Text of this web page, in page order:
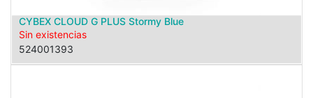
CYBEX CLOUD G PLUS Stormy Blue
Sin existencias
524001393